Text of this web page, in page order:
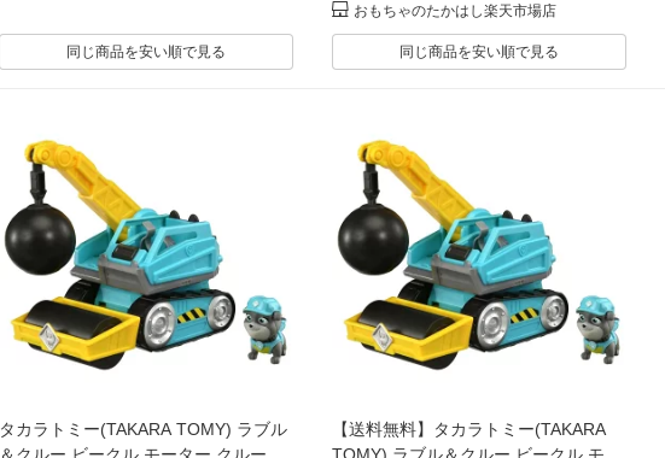
同じ商品を安い順で見る
おもちゃのたかはし楽天市場店
同じ商品を安い順で見る
タカラトミー(TAKARA TOMY) ラブル
＆クルー ビークル モーター クルーク
【送料無料】タカラトミー(TAKARA
TOMY) ラブル＆クルー ビークル モー